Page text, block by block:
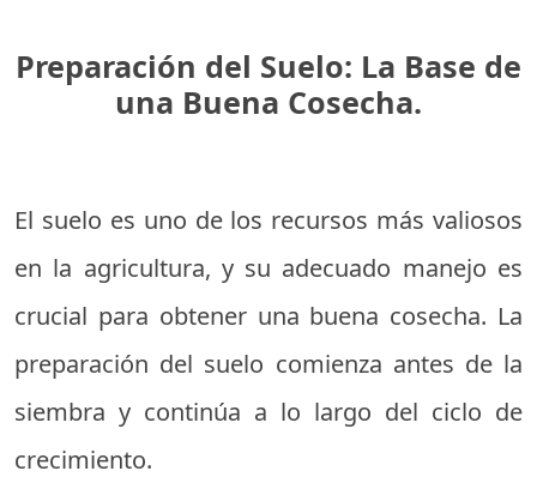
Preparación del Suelo: La Base de
una Buena Cosecha.
El suelo es uno de los recursos más valiosos
en la agricultura, y su adecuado manejo es
crucial para obtener una buena cosecha. La
preparación del suelo comienza antes de la
siembra y continúa a lo largo del ciclo de
crecimiento.